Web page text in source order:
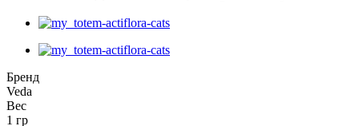
Бренд
Veda
Вес
1 гр